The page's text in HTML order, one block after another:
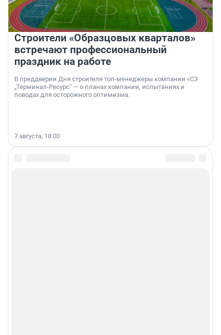
Строители «Образцовых кварталов»
встречают профессиональный
праздник на работе
В преддверии Дня строителя топ-менеджеры компании «СЗ
„Терминал-Ресурс“ — о планах компании, испытаниях и
поводах для осторожного оптимизма.
7 августа, 18:00